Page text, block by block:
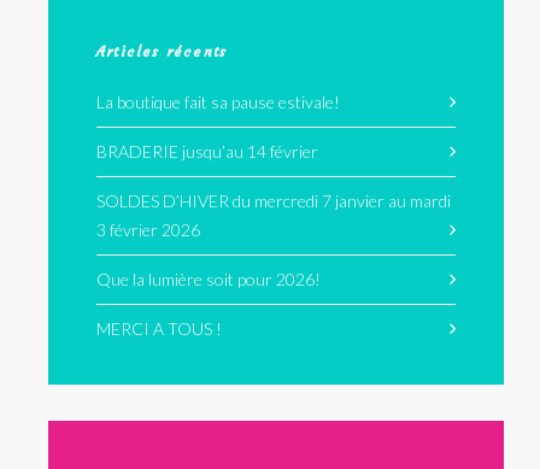
Articles récents
La boutique fait sa pause estivale!
BRADERIE jusqu’au 14 février
SOLDES D’HIVER du mercredi 7 janvier au mardi
3 février 2026
Que la lumière soit pour 2026!
MERCI A TOUS !